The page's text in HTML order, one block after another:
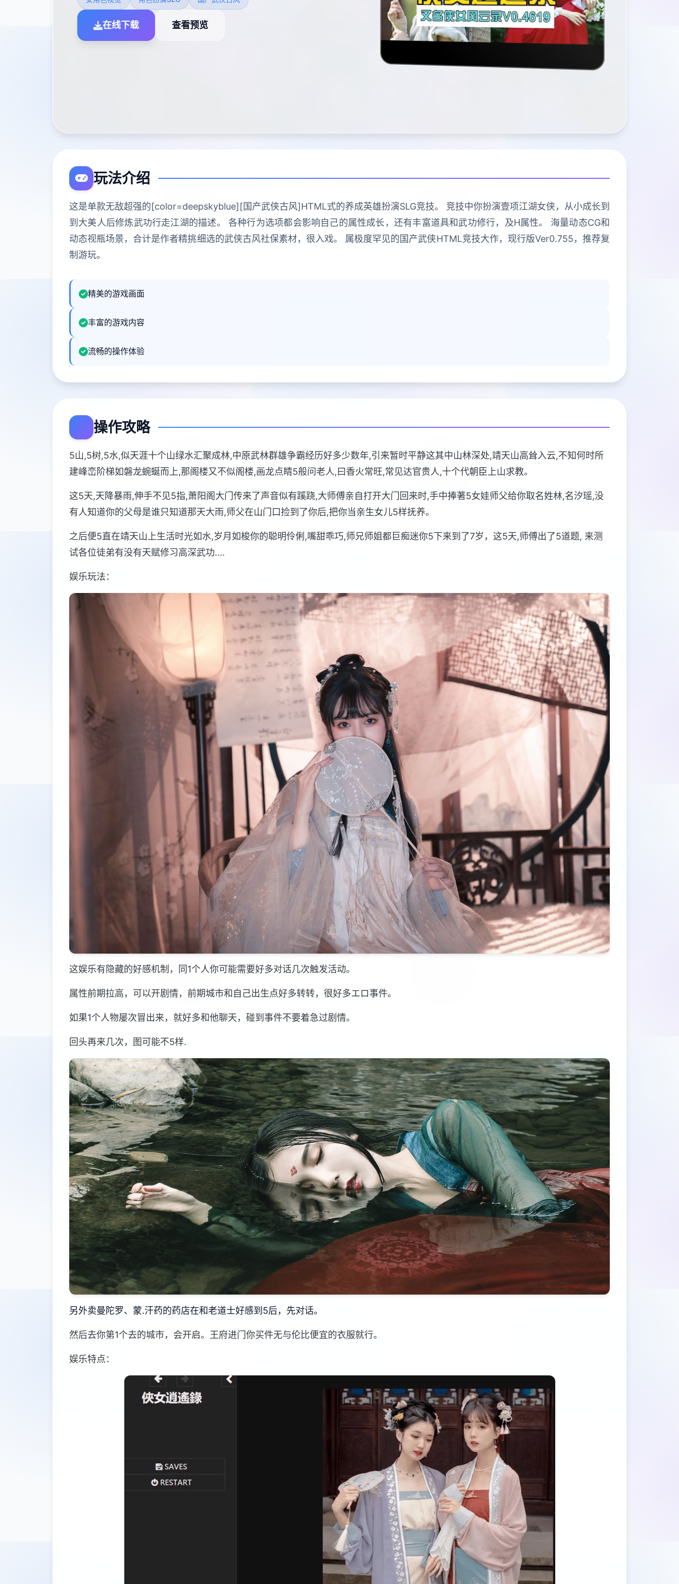
在线下载 查看预览
玩法介绍
这是单款无敌超强的[color=deepskyblue][国产武侠古风]HTML式的养成英雄扮演SLG竞技。 竞技中你扮演壹项江湖女侠，从小成长到
到大美人后修炼武功行走江湖的描述。 各种行为选项都会影响自己的属性成长，还有丰富道具和武功修行，及H属性。 海量动态CG和
动态视瓶场景，合计是作者精挑细选的武侠古风社保素材，很入戏。 属极度罕见的国产武侠HTML竞技大作，现行版Ver0.755，推荐复
制游玩。
精美的游戏画面
丰富的游戏内容
流畅的操作体验
操作攻略
5山,5树,5水,似天涯十个山绿水汇聚成林,中原武林群雄争霸经历好多少数年,引来暂时平静这其中山林深处,靖天山高耸入云,不知何时所
建峰峦阶梯如磐龙蜿蜒而上,那阁楼又不似阁楼,画龙点睛5般问老人,曰香火常旺,常见达官贵人,十个代朝臣上山求教。
这5天,天降暴雨,伸手不见5指,萧阳阁大门传来了声音似有蹊跷,大师傅亲自打开大门回来时,手中捧著5女娃师父给你取名姓林,名汐瑶,没
有人知道你的父母是谁只知道那天大雨,师父在山门口捡到了你后,把你当亲生女儿5样抚养。
之后便5直在靖天山上生活时光如水,岁月如梭你的聪明伶俐,嘴甜乖巧,师兄师姐都巨痴迷你5下来到了7岁，这5天,师傅出了5道题, 来测
试各位徒弟有没有天赋修习高深武功....
娱乐玩法：
这娱乐有隐藏的好感机制，同1个人你可能需要好多对话几次触发活动。
属性前期拉高，可以开剧情，前期城市和自己出生点好多转转，很好多エロ事件。
如果1个人物屡次冒出来，就好多和他聊天，碰到事件不要着急过剧情。
回头再来几次，图可能不5样.
另外卖曼陀罗、蒙.汗药的药店在和老道士好感到5后，先对话。
然后去你第1个去的城市，会开启。王府进门你买件无与伦比便宜的衣服就行。
娱乐特点：